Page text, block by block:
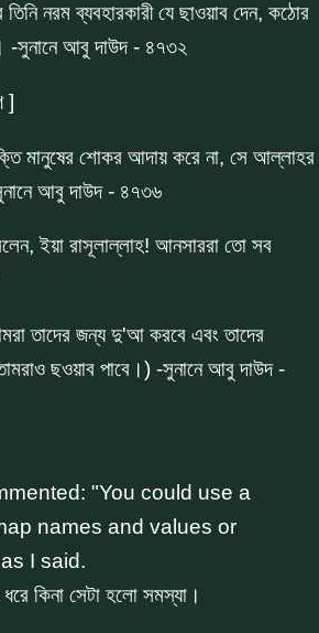
নরম ব্যবহারকারী যে ছাওয়াব দেন, কঠোর
-সুনানে আবু দাউদ - ৪৭৩২
]
মানুষের শোকর আদায় করে না, সে আল্লাহর
আবু দাউদ - ৪৭৩৬
ইয়া রাসূলাল্লাহ! আনসাররা তো সব
তাদের জন্য দু'আ করবে এবং তাদের
ছওয়াব পাবে।) -সুনানে আবু দাউদ -
"You could use a
names and values or
I said.
কিনা সেটা হলো সমস্যা।